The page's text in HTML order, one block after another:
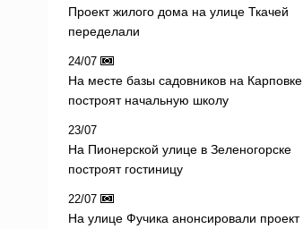
Проект жилого дома на улице Ткачей
переделали
24/07
На месте базы садовников на Карповке
построят начальную школу
23/07
На Пионерской улице в Зеленогорске
построят гостиницу
22/07
На улице Фучика анонсировали проект